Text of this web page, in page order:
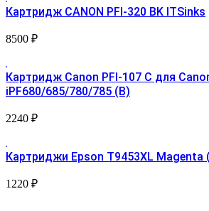
Картридж CANON PFI-320 BK ITSinks
8500 ₽
Картридж Canon PFI-107 С для
iPF680/685/780/785 (B)
2240 ₽
Картриджи Epson T9453XL Magenta
1220 ₽